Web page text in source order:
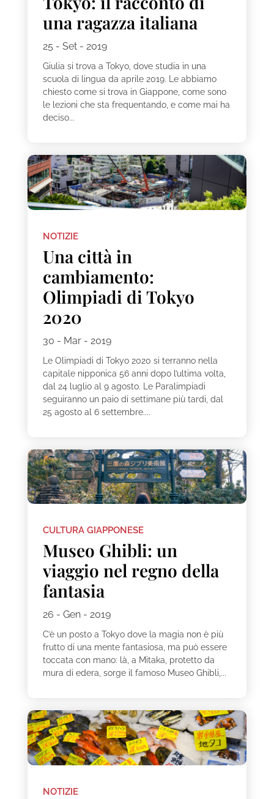
una ragazza italiana
25 - Set - 2019
Giulia si trova a Tokyo, dove studia in una
scuola di lingua da aprile 2019. Le abbiamo
chiesto come si trova in Giappone, come sono
le lezioni che sta frequentando, e come mai ha
deciso...
NOTIZIE
Una città in
cambiamento:
Olimpiadi di Tokyo
2020
30 - Mar - 2019
Le Olimpiadi di Tokyo 2020 si terranno nella
capitale nipponica 56 anni dopo l’ultima volta,
dal 24 luglio al 9 agosto. Le Paralimpiadi
seguiranno un paio di settimane più tardi, dal
25 agosto al 6 settembre....
CULTURA GIAPPONESE
Museo Ghibli: un
viaggio nel regno della
fantasia
26 - Gen - 2019
C’è un posto a Tokyo dove la magia non è più
frutto di una mente fantasiosa, ma può essere
toccata con mano: là, a Mitaka, protetto da
mura di edera, sorge il famoso Museo Ghibli,...
NOTIZIE